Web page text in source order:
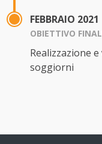
FEBBRAIO 2021
OBIETTIVO
Realizzazione
soggiorni